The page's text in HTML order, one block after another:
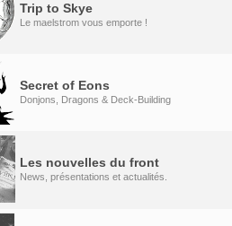
Trip to Skye
Le maelstrom vous emporte !
Secret of Eons
Donjons, Dragons & Deck-Building
Les nouvelles du front
News, présentations et actualités.